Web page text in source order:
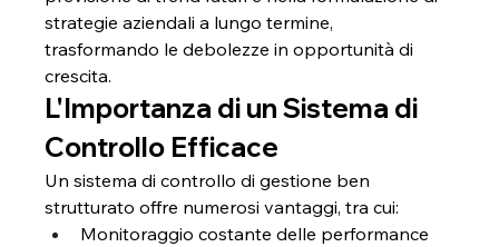
strategie aziendali a lungo termine,
trasformando le debolezze in opportunità di
crescita.
L'Importanza di un Sistema di
Controllo Efficace
Un sistema di controllo di gestione ben
strutturato offre numerosi vantaggi, tra cui:
Monitoraggio costante delle performance